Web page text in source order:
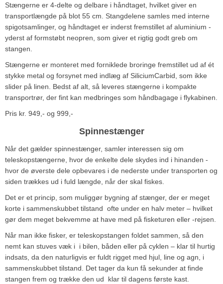
Stængerne er 4-delte og delbare i håndtaget, hvilket giver en
transportlængde på blot 55 cm. Stangdelene samles med interne
spigotsamlinger, og håndtaget er inderst fremstillet af aluminium ­
yderst af formstøbt neopren, som giver et rigtig godt greb om
stangen.
Stængerne er monteret med forniklede broringe fremstillet ud af ét
stykke metal og forsynet med indlæg af SiliciumCarbid, som ikke
slider på linen. Bedst af alt, så leveres stængerne i kompakte
transportrør, der fint kan medbringes som håndbagage i flykabinen.
Pris kr. 949,- og 999,-
Spinnestænger
Når det gælder spinnestænger, samler interessen sig om
teleskopstængerne, hvor de enkelte dele skydes ind i hinanden ­
hvor de øverste dele opbevares i de nederste under transporten og
siden trækkes ud i fuld længde, når der skal fiskes.
Det er et princip, som muliggør bygning af stænger, der er meget
korte i sammenskubbet tilstand ­ ofte under en halv meter – hvilket
gør dem meget bekvemme at have med på fisketuren eller -rejsen.
Når man ikke fisker, er teleskopstangen foldet sammen, så den
nemt kan stuves væk i ­ i bilen, båden eller på cyklen – klar til hurtig
indsats, da den naturligvis er fuldt rigget med hjul, line og agn, i
sammenskubbet tilstand. Det tager da kun få sekunder at finde
stangen frem og trække den ud ­ klar til dagens første kast.